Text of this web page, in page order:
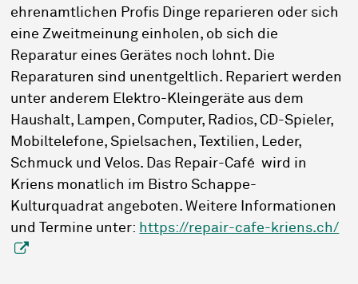
ehrenamtlichen Profis Dinge reparieren oder sich
eine Zweitmeinung einholen, ob sich die
Reparatur eines Gerätes noch lohnt. Die
Reparaturen sind unentgeltlich. Repariert werden
unter anderem Elektro-Kleingeräte aus dem
Haushalt, Lampen, Computer, Radios, CD-Spieler,
Mobiltelefone, Spielsachen, Textilien, Leder,
Schmuck und Velos. Das Repair-Café wird in
Kriens monatlich im Bistro Schappe-
Kulturquadrat angeboten. Weitere Informationen
und Termine unter: https://repair-cafe-kriens.ch/